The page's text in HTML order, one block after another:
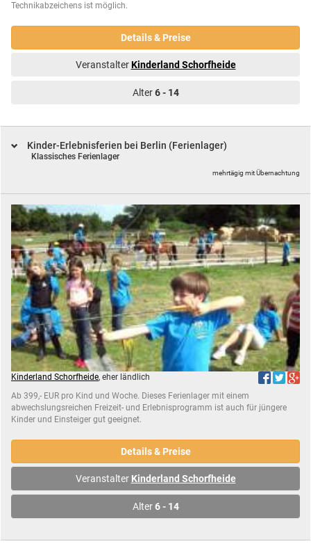
Technikabzeichens ist möglich.
Details & Preise
VeranstalterKinderland Schorfheide
Alter6 - 14
Kinder-Erlebnisferien bei Berlin (Ferienlager)
Klassisches Ferienlager
mehrtägig mit Übernachtung
Kinderland Schorfheide, eher ländlich
Ab 399,- EUR pro Kind und Woche. Dieses Ferienlager mit einem
abwechslungsreichen Freizeit- und Erlebnisprogramm ist auch für jüngere
Kinder und Einsteiger gut geeignet.
Details & Preise
Veranstalter Kinderland Schorfheide
Alter6 - 14